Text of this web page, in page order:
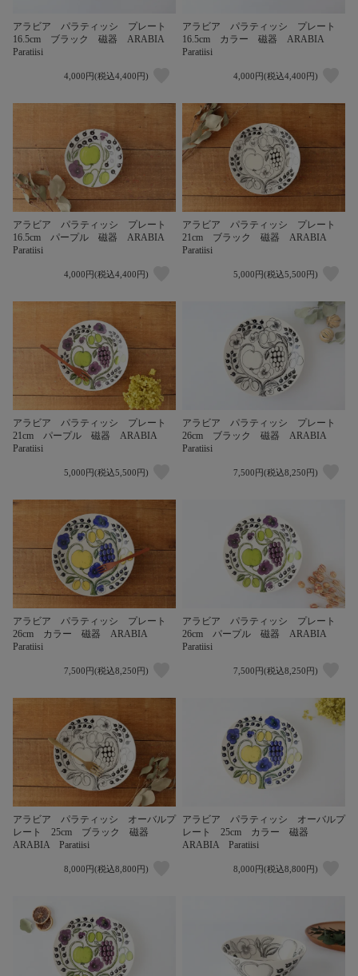
アラビア パラティッシ プレート
16.5cm ブラック 磁器 ARABIA
Paratiisi
4,000円(税込4,400円)
アラビア パラティッシ プレート
16.5cm カラー 磁器 ARABIA
Paratiisi
4,000円(税込4,400円)
アラビア パラティッシ プレート
16.5cm パープル 磁器 ARABIA
Paratiisi
4,000円(税込4,400円)
アラビア パラティッシ プレート
21cm ブラック 磁器 ARABIA
Paratiisi
5,000円(税込5,500円)
アラビア パラティッシ プレート
21cm パープル 磁器 ARABIA
Paratiisi
5,000円(税込5,500円)
アラビア パラティッシ プレート
26cm ブラック 磁器 ARABIA
Paratiisi
7,500円(税込8,250円)
アラビア パラティッシ プレート
26cm カラー 磁器 ARABIA
Paratiisi
7,500円(税込8,250円)
アラビア パラティッシ プレート
26cm パープル 磁器 ARABIA
Paratiisi
7,500円(税込8,250円)
アラビア パラティッシ オーバルプ
レート 25cm ブラック 磁器
ARABIA Paratiisi
8,000円(税込8,800円)
アラビア パラティッシ オーバルプ
レート 25cm カラー 磁器
ARABIA Paratiisi
8,000円(税込8,800円)